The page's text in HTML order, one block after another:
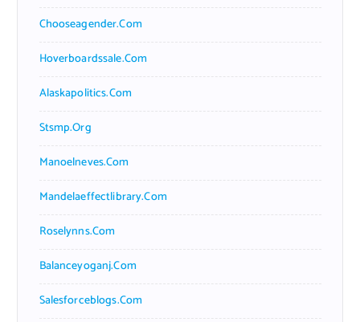
Chooseagender.com
Hoverboardssale.com
Alaskapolitics.com
Stsmp.org
Manoelneves.com
Mandelaeffectlibrary.com
Roselynns.com
Balanceyoganj.com
Salesforceblogs.com